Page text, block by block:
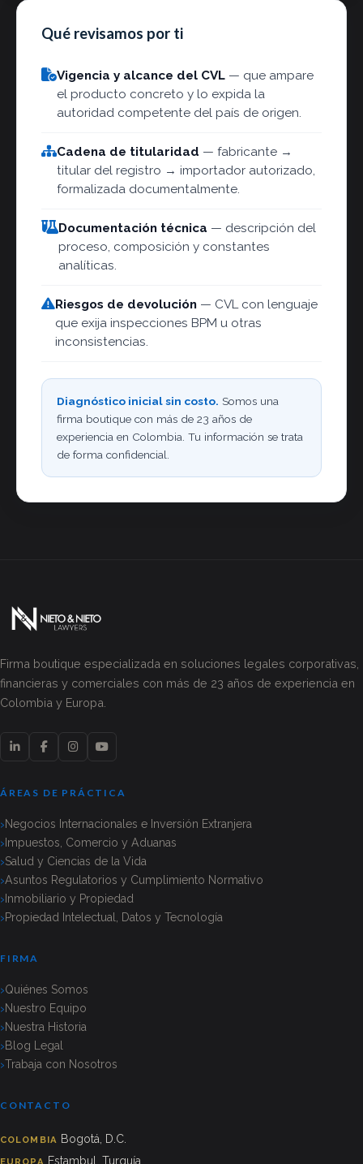
Qué revisamos por ti
Vigencia y alcance del CVL — que ampare
el producto concreto y lo expida la
autoridad competente del país de origen.
Cadena de titularidad — fabricante →
titular del registro → importador autorizado,
formalizada documentalmente.
Documentación técnica — descripción del
proceso, composición y constantes
analíticas.
Riesgos de devolución — CVL con lenguaje
que exija inspecciones BPM u otras
inconsistencias.
Diagnóstico inicial sin costo. Somos una
firma boutique con más de 23 años de
experiencia en Colombia. Tu información se trata
de forma confidencial.
Firma boutique especializada en soluciones legales corporativas,
financieras y comerciales con más de 23 años de experiencia en
Colombia y Europa.
ÁREAS DE PRÁCTICA
Negocios Internacionales e Inversión Extranjera
Impuestos, Comercio y Aduanas
Salud y Ciencias de la Vida
Asuntos Regulatorios y Cumplimiento Normativo
Inmobiliario y Propiedad
Propiedad Intelectual, Datos y Tecnología
FIRMA
Quiénes Somos
Nuestro Equipo
Nuestra Historia
Blog Legal
Trabaja con Nosotros
CONTACTO
COLOMBIA Bogotá, D.C.
EUROPA Estambul, Turquía